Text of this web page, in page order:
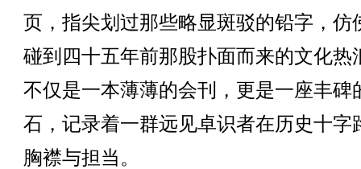
页，指尖划过那些略显斑驳的铅字，仿
碰到四十五年前那股扑面而来的文化热
不仅是一本薄薄的会刊，更是一座丰碑
石，记录着一群远见卓识者在历史十字
胸襟与担当。